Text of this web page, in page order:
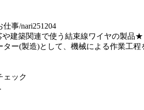
事/nari251204
建築関連で使う結束線ワイヤの製品★
ター(製造)として、機械による作業工程
ェック